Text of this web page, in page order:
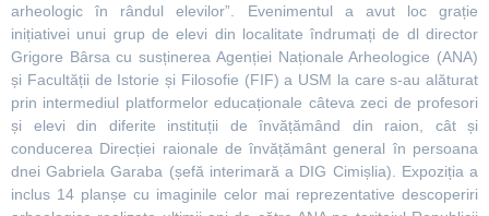
arheologic în rândul elevilor”. Evenimentul a avut loc grație
inițiativei unui grup de elevi din localitate îndrumați de dl director
Grigore Bârsa cu susținerea Agenției Naționale Arheologice (ANA)
și Facultății de Istorie și Filosofie (FIF) a USM la care s-au alăturat
prin intermediul platformelor educaționale câteva zeci de profesori
și elevi din diferite instituții de învățămând din raion, cât și
conducerea Direcției raionale de învățământ general în persoana
dnei Gabriela Garaba (șefă interimară a DIG Cimișlia). Expoziția a
inclus 14 planșe cu imaginile celor mai reprezentative descoperiri